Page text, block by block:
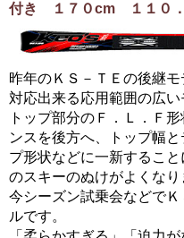
付き １７０cm １１０．
昨年のＫＳ－ＴＥの後継
対応出来る応用範囲の広い
トップ部分のＦ．Ｌ．Ｆ
ンスを後方へ、トップ幅
プ形状などに一新するこ
のスキーのぬけがよくなり
今シーズン試乗会などで
ルです。